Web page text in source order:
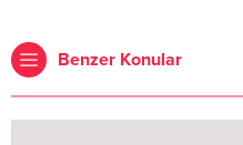
Benzer Konular